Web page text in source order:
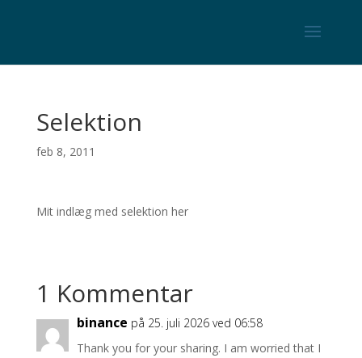
Selektion
feb 8, 2011
Mit indlæg med selektion her
1 Kommentar
binance på 25. juli 2026 ved 06:58
Thank you for your sharing. I am worried that I